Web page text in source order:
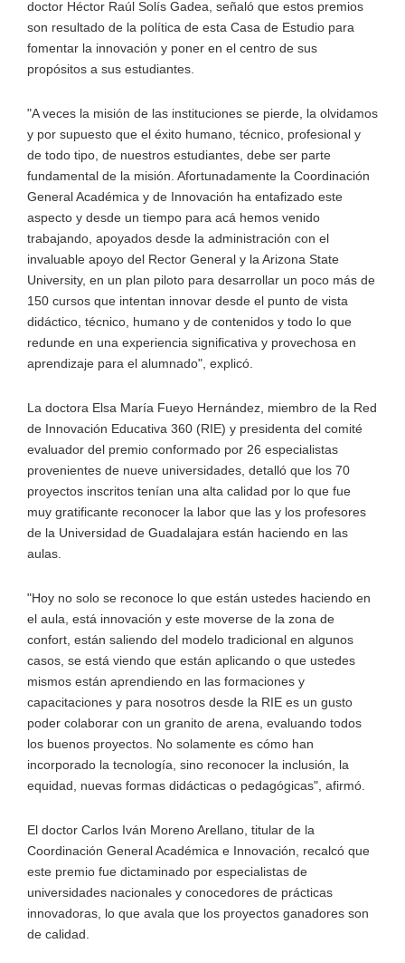
doctor Héctor Raúl Solís Gadea, señaló que estos premios
son resultado de la política de esta Casa de Estudio para
fomentar la innovación y poner en el centro de sus
propósitos a sus estudiantes.
"A veces la misión de las instituciones se pierde, la olvidamos
y por supuesto que el éxito humano, técnico, profesional y
de todo tipo, de nuestros estudiantes, debe ser parte
fundamental de la misión. Afortunadamente la Coordinación
General Académica y de Innovación ha entafizado este
aspecto y desde un tiempo para acá hemos venido
trabajando, apoyados desde la administración con el
invaluable apoyo del Rector General y la Arizona State
University, en un plan piloto para desarrollar un poco más de
150 cursos que intentan innovar desde el punto de vista
didáctico, técnico, humano y de contenidos y todo lo que
redunde en una experiencia significativa y provechosa en
aprendizaje para el alumnado", explicó.
La doctora Elsa María Fueyo Hernández, miembro de la Red
de Innovación Educativa 360 (RIE) y presidenta del comité
evaluador del premio conformado por 26 especialistas
provenientes de nueve universidades, detalló que los 70
proyectos inscritos tenían una alta calidad por lo que fue
muy gratificante reconocer la labor que las y los profesores
de la Universidad de Guadalajara están haciendo en las
aulas.
"Hoy no solo se reconoce lo que están ustedes haciendo en
el aula, está innovación y este moverse de la zona de
confort, están saliendo del modelo tradicional en algunos
casos, se está viendo que están aplicando o que ustedes
mismos están aprendiendo en las formaciones y
capacitaciones y para nosotros desde la RIE es un gusto
poder colaborar con un granito de arena, evaluando todos
los buenos proyectos. No solamente es cómo han
incorporado la tecnología, sino reconocer la inclusión, la
equidad, nuevas formas didácticas o pedagógicas", afirmó.
El doctor Carlos Iván Moreno Arellano, titular de la
Coordinación General Académica e Innovación, recalcó que
este premio fue dictaminado por especialistas de
universidades nacionales y conocedores de prácticas
innovadoras, lo que avala que los proyectos ganadores son
de calidad.